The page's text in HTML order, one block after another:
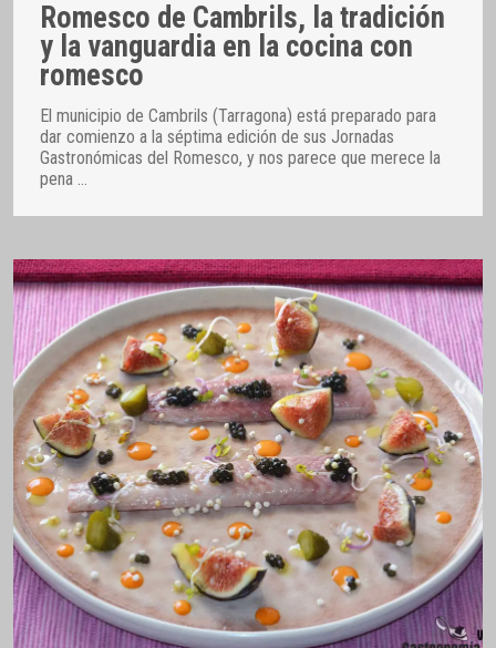
Romesco de Cambrils, la tradición
y la vanguardia en la cocina con
romesco
El municipio de Cambrils (Tarragona) está preparado para
dar comienzo a la séptima edición de sus Jornadas
Gastronómicas del Romesco, y nos parece que merece la
pena …